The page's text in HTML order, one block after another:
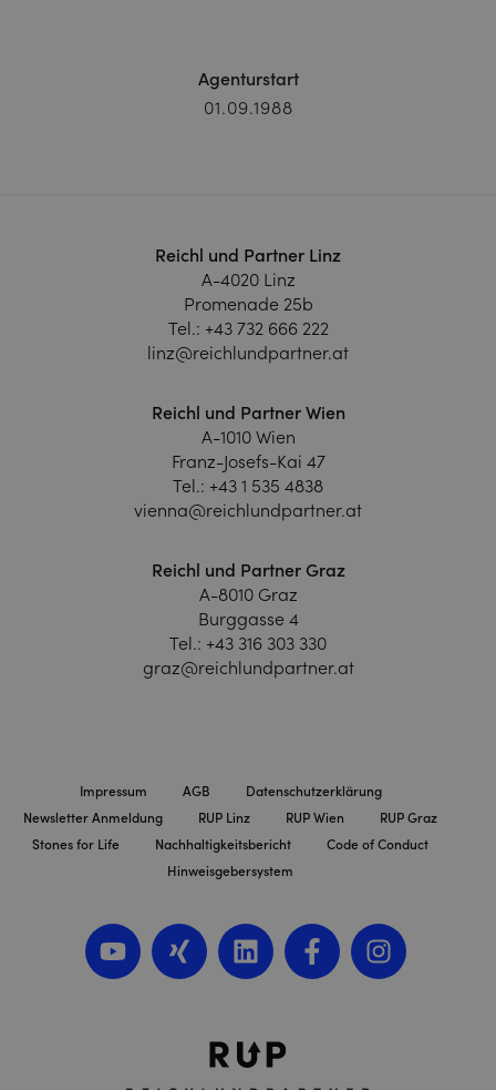
Agenturstart
01.09.1988
Reichl und Partner Linz
A-4020 Linz
Promenade 25b
Tel.: +43 732 666 222
linz@reichlundpartner.at
Reichl und Partner Wien
A-1010 Wien
Franz-Josefs-Kai 47
Tel.: +43 1 535 4838
vienna@reichlundpartner.at
Reichl und Partner Graz
A-8010 Graz
Burggasse 4
Tel.: +43 316 303 330
graz@reichlundpartner.at
Impressum AGB
Datenschutzerklärung
Newsletter Anmeldung
RUP Linz RUP Wien
RUP Graz
Stones for Life
Nachhaltigkeitsbericht
Code of Conduct
Hinweisgebersystem